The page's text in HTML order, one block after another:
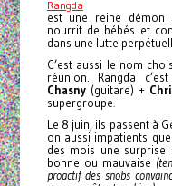
Rangda
est une reine démon
nourrit de bébés et
dans une lutte
C’est aussi le nom
réunion. Rangda c’est
Chasny(guitare) +
supergroupe
Le 8 juin, ils passent à
on aussi impatients
des mois une
bonne ou mauvaise
proactif des snobs